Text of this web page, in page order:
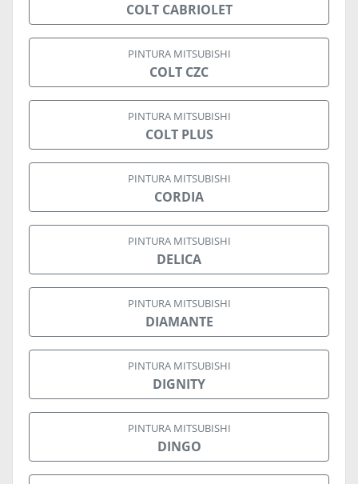
COLT CABRIOLET
PINTURA MITSUBISHI
COLT CZC
PINTURA MITSUBISHI
COLT PLUS
PINTURA MITSUBISHI
CORDIA
PINTURA MITSUBISHI
DELICA
PINTURA MITSUBISHI
DIAMANTE
PINTURA MITSUBISHI
DIGNITY
PINTURA MITSUBISHI
DINGO